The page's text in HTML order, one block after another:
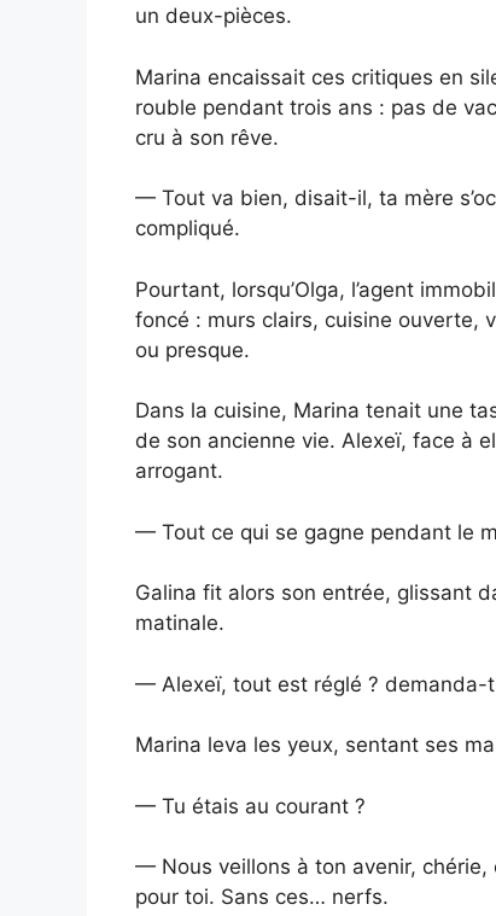
un deux-pièces.
Marina encaissait ces critiques en
rouble pendant trois ans : pas de
cru à son rêve.
— Tout va bien, disait-il, ta mère
compliqué.
Pourtant, lorsqu’Olga, l’agent
foncé : murs clairs, cuisine ouverte,
ou presque.
Dans la cuisine, Marina tenait une
de son ancienne vie. Alexeï, face à
arrogant.
— Tout ce qui se gagne pendant le
Galina fit alors son entrée, glissant
matinale.
— Alexeï, tout est réglé ? demanda-
Marina leva les yeux, sentant ses
— Tu étais au courant ?
— Nous veillons à ton avenir,
pour toi. Sans ces… nerfs.